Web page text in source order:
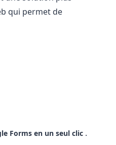
qui permet de
Forms en un seul clic .